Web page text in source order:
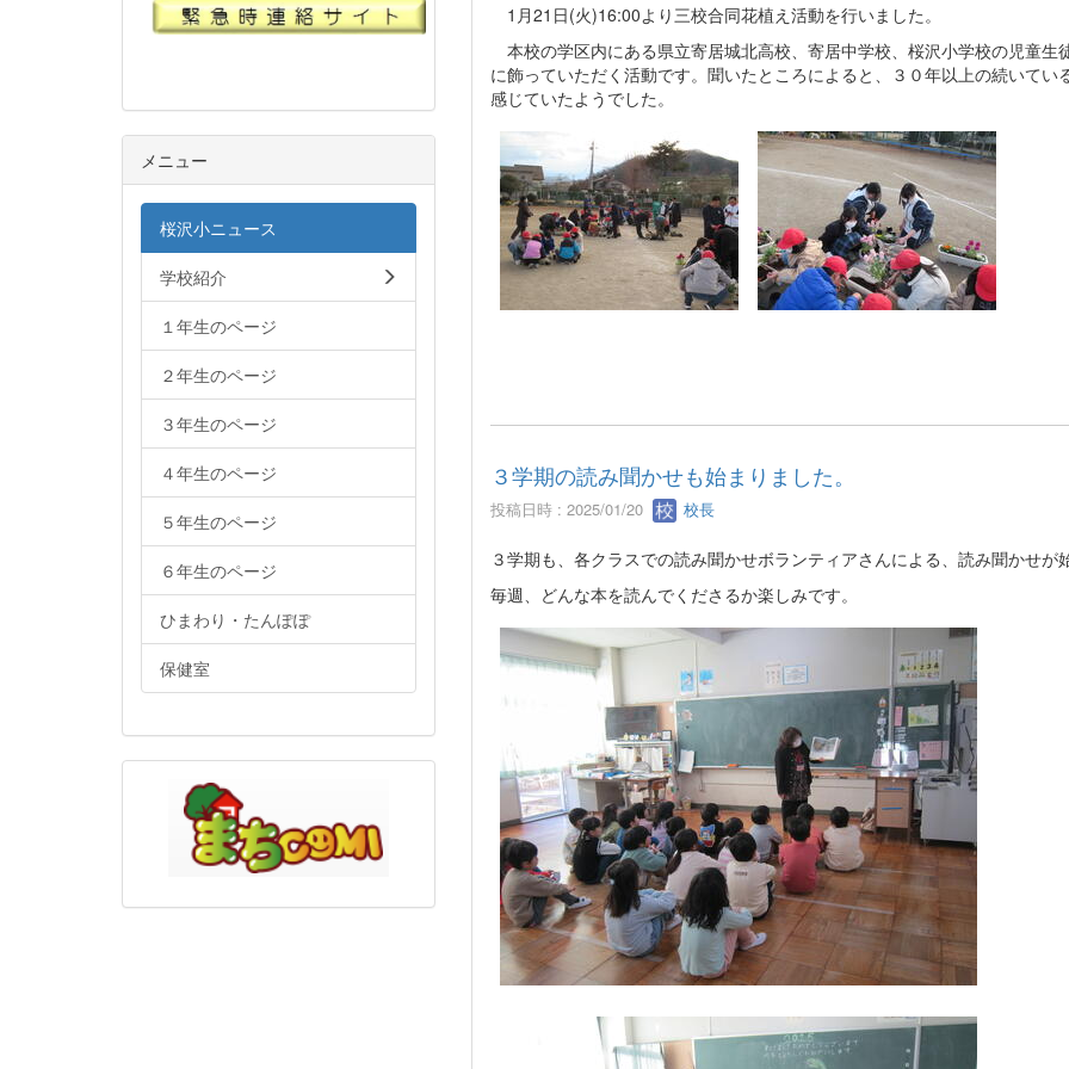
1月21日(火)16:00より三校合同花植え活動を行いました。
本校の学区内にある県立寄居城北高校、寄居中学校、桜沢小学校の児童生
に飾っていただく活動です。聞いたところによると、３０年以上の続いて
感じていたようでした。
３学期の読み聞かせも始まりました。
投稿日時 : 2025/01/20 校長
３学期も、各クラスでの読み聞かせボランティアさんによる、読み聞かせが
毎週、どんな本を読んでくださるか楽しみです。
メニュー
桜沢小ニュース
学校紹介
１年生のページ
２年生のページ
３年生のページ
４年生のページ
５年生のページ
６年生のページ
ひまわり・たんぽぽ
保健室